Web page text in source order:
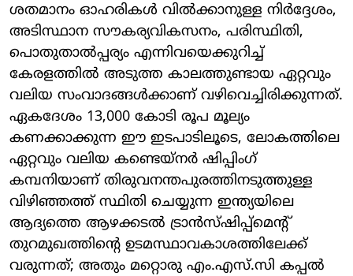
ശതമാനം ഓഹരികൾ വിൽക്കാനുള്ള നിർദ്ദേശം,
അടിസ്ഥാന സൗകര്യവികസനം, പരിസ്ഥിതി,
പൊതുതാൽപ്പര്യം എന്നിവയെക്കുറിച്ച്
കേരളത്തിൽ അടുത്ത കാലത്തുണ്ടായ ഏറ്റവും
വലിയ സംവാദങ്ങൾക്കാണ് വഴിവെച്ചിരിക്കുന്നത്.
ഏകദേശം 13,000 കോടി രൂപ മൂല്യം
കണക്കാക്കുന്ന ഈ ഇടപാടിലൂടെ, ലോകത്തിലെ
ഏറ്റവും വലിയ കണ്ടെയ്നർ ഷിപ്പിംഗ്
കമ്പനിയാണ് തിരുവനന്തപുരത്തിനടുത്തുള്ള
വിഴിഞ്ഞത്ത് സ്ഥിതി ചെയ്യുന്ന ഇന്ത്യയിലെ
ആദ്യത്തെ ആഴക്കടൽ ട്രാൻസ്ഷിപ്പ്മെന്റ്
തുറമുഖത്തിന്റെ ഉടമസ്ഥാവകാശത്തിലേക്ക്
വരുന്നത്; അതും മറ്റൊരു എം.എസ്.സി കപ്പൽ